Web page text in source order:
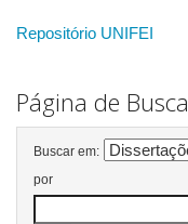
Repositório UNIFEI
Página de Busca
Buscar em:
por